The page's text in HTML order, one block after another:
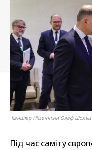
Канцлер Німеччини Олаф Шольц
Під час саміту